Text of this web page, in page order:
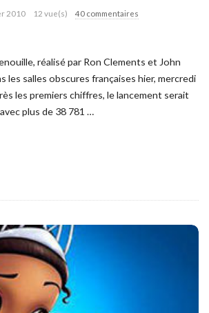
2010 12 vue(s) 40 commentaires
réalisé par Ron Clements et John
les salles obscures françaises hier, mercredi
les premiers chiffres, le lancement serait
plus de 38 781 …